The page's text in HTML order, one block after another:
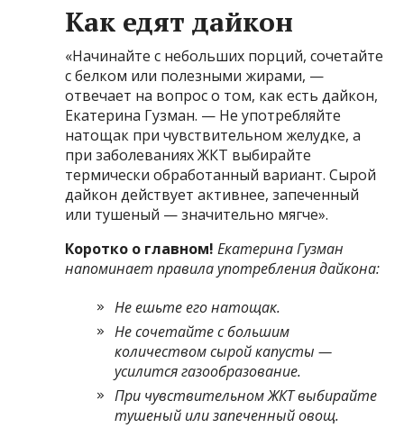
Как едят дайкон
«Начинайте с небольших порций, сочетайте
с белком или полезными жирами, —
отвечает на вопрос о том, как есть дайкон,
Екатерина Гузман. — Не употребляйте
натощак при чувствительном желудке, а
при заболеваниях ЖКТ выбирайте
термически обработанный вариант. Сырой
дайкон действует активнее, запеченный
или тушеный — значительно мягче».
Коротко о главном! Екатерина Гузман
напоминает правила употребления дайкона:
Не ешьте его натощак.
Не сочетайте с большим
количеством сырой капусты —
усилится газообразование.
При чувствительном ЖКТ выбирайте
тушеный или запеченный овощ.